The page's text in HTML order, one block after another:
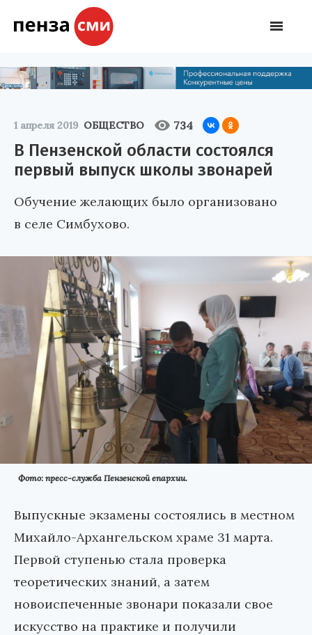
1 апреля 2019 ОБЩЕСТВО 734
В Пензенской области состоялся
первый выпуск школы звонарей
Обучение желающих было организовано
в селе Симбухово.
Фото: пресс-служба Пензенской епархии.
Выпускные экзамены состоялись в местном
Михайло-Архангельском храме 31 марта.
Первой ступенью стала проверка
теоретических знаний, а затем
новоиспеченные звонари показали свое
искусство на практике и получили